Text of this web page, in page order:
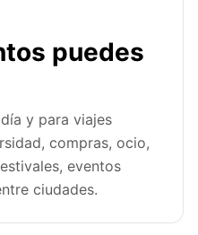
puedes
y para viajes
compras, ocio,
eventos
ciudades.